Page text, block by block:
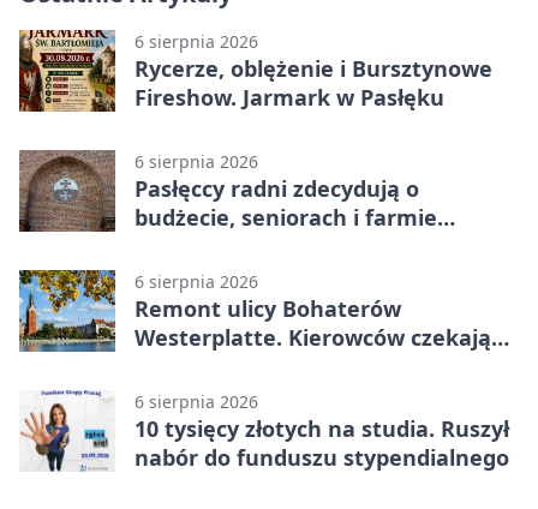
6 sierpnia 2026
Rycerze, oblężenie i Bursztynowe
Fireshow. Jarmark w Pasłęku
6 sierpnia 2026
Pasłęccy radni zdecydują o
budżecie, seniorach i farmie
6 sierpnia 2026
Remont ulicy Bohaterów
Westerplatte. Kierowców czekają
6 sierpnia 2026
10 tysięcy złotych na studia. Ruszył
nabór do funduszu stypendialnego